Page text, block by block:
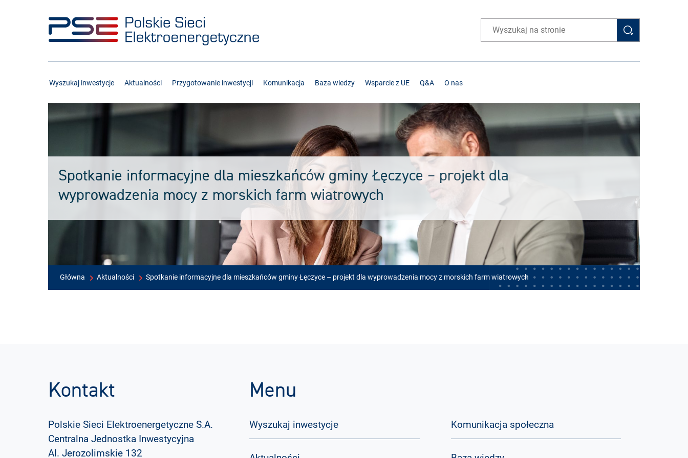
Wpisz wyszukiwaną frazę
Wyszukaj inwestycje Aktualności Przygotowanie inwestycji Komunikacja Baza wiedzy Wsparcie z UE Q&A O nas
Spotkanie informacyjne dla mieszkańców gminy Łęczyce – projekt dla
wyprowadzenia mocy z morskich farm wiatrowych
Główna Aktualności Spotkanie informacyjne dla mieszkańców gminy Łęczyce – projekt dla wyprowadzenia mocy z morskich farm wiatrowych
Kontakt
Polskie Sieci Elektroenergetyczne S.A.
Centralna Jednostka Inwestycyjna
Al. Jerozolimskie 132
Menu
Wyszukaj inwestycje Komunikacja społeczna